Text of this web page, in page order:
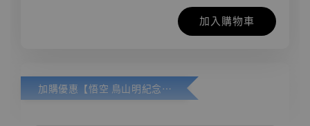
加入購物車
加購優惠【悟空 鳥山明紀念款 [奇蹟工作室]】